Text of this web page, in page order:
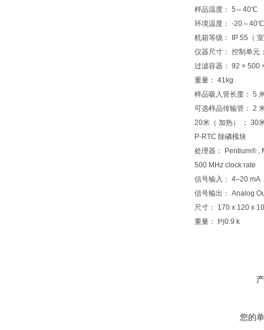
样品温度： 5～40℃
环境温度： -20～40℃
机箱等级： IP 55（
仪器尺寸： 控制单元
过滤容器： 92 × 500
重量： 41kg
样品吸入管长度： 5
可选样品传输管： 2
20米（ 加热） ； 30
P-RTC 除磷模块
处理器： Pentium® ,
500 MHz clock rate
信号输入： 4–20 mA
信号输出： Analog
尺寸： 170 x 120 x
重量： 约0.9 k
您的